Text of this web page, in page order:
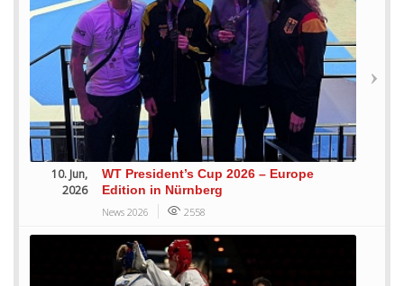
10. Jun,
2026
WT President’s Cup 2026 – Europe
Edition in Nürnberg
News 2026 2558